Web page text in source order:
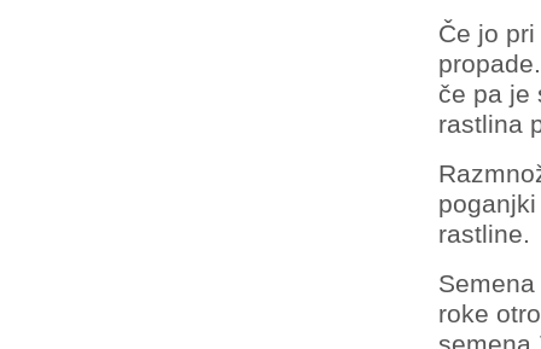
Če jo
če pa je
rastlina
rastline.
roke